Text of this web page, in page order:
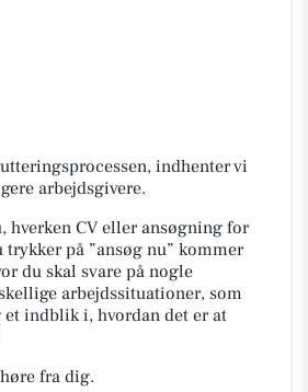
indhenter vi
arbejdsgivere.
hverken CV eller ansøgning for
trykker på ”ansøg nu” kommer
du skal svare på nogle
arbejdssituationer, som
indblik i, hvordan det er at
fra dig.